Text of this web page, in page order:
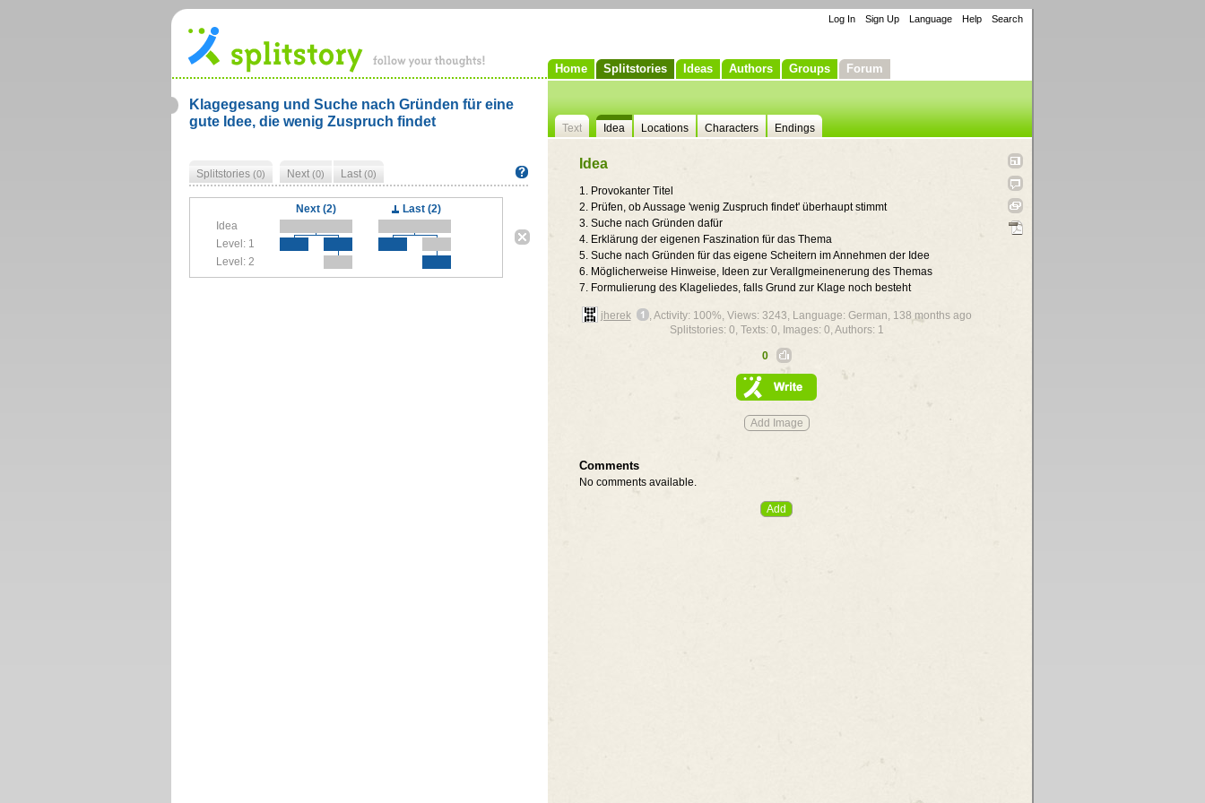
Home Splitstories Ideas Authors Groups Forum
Log In Sign Up Language Help Search
Klagegesang und Suche nach Gründen für eine
gute Idee, die wenig Zuspruch findet
Text Idea Locations Characters Endings
Idea
1. Provokanter Titel
2. Prüfen, ob Aussage 'wenig Zuspruch findet' überhaupt stimmt
3. Suche nach Gründen dafür
4. Erklärung der eigenen Faszination für das Thema
5. Suche nach Gründen für das eigene Scheitern im Annehmen der Idee
6. Möglicherweise Hinweise, Ideen zur Verallgmeinenerung des Themas
7. Formulierung des Klageliedes, falls Grund zur Klage noch besteht
jherek , Activity: 100%, Views: 3243, Language: German, 138 months ago
Splitstories: 0, Texts: 0, Images: 0, Authors: 1
0
Comments
No comments available.
Splitstories (0) Next(0) Last(0)
Next (2)
Last (2)
Idea
Level: 1
Level: 2